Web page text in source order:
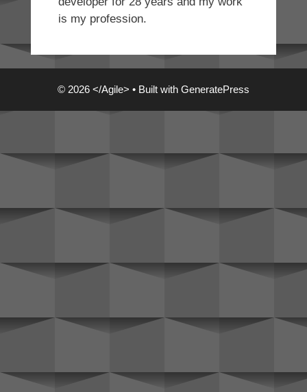
is my profession.
© 2026 </Agile> • Built with GeneratePress